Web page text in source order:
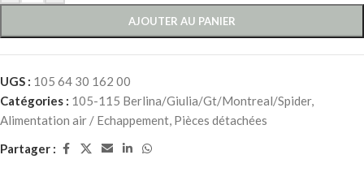
AJOUTER AU PANIER
UGS : 105 64 30 162 00
Catégories : 105-115 Berlina/Giulia/Gt/Montreal/Spider,
Alimentation air / Echappement, Pièces détachées
Partager :